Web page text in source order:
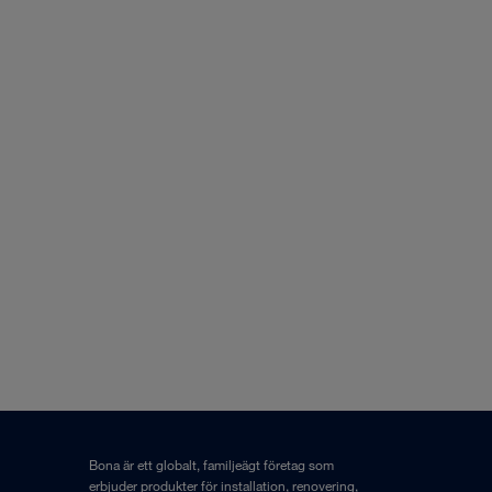
Bona är ett globalt, familjeägt företag som
erbjuder produkter för installation, renovering,